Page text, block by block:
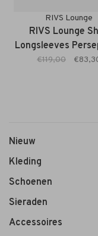
RIVS Lounge
RIVS Lounge
Longsleeves
black
€119,00
Nieuw
Kleding
Schoenen
Sieraden
Accessoires